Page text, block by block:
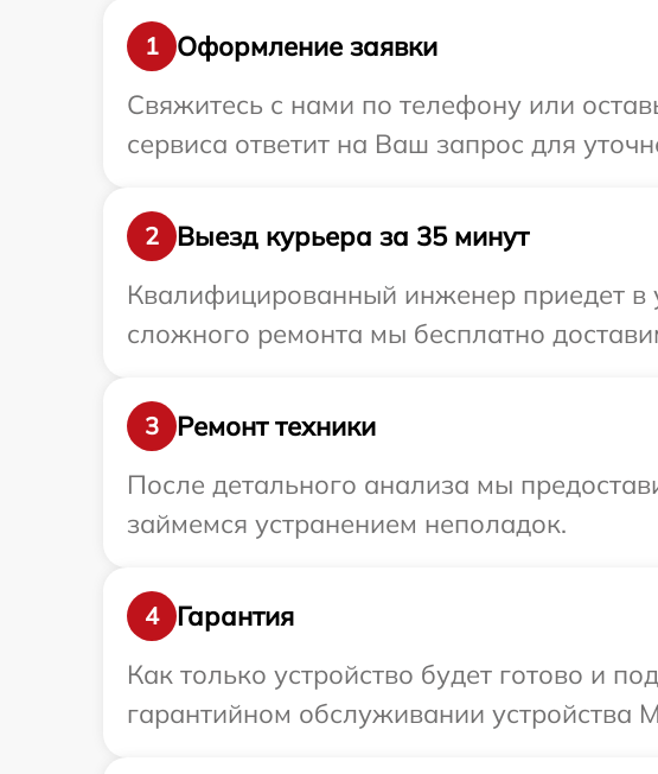
1
Оформление заявки
Свяжитесь с нами по телефону или
сервиса ответит на Ваш запрос для
2
Выезд курьера за 35 минут
Квалифицированный инженер приедет в
сложного ремонта мы бесплатно
3
Ремонт техники
После детального анализа мы
займемся устранением неполадок.
4
Гарантия
Как только устройство будет готово и
гарантийном обслуживании устройства